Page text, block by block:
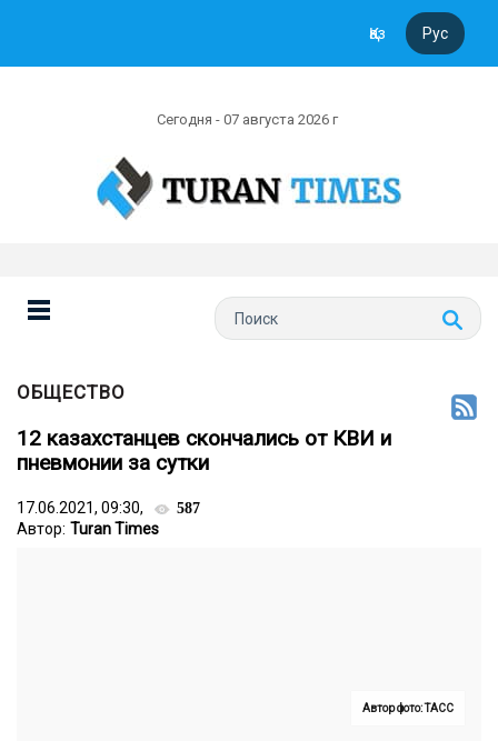
Қаз Рус
Сегодня - 07 августа 2026 г
ОБЩЕСТВО
12 казахстанцев скончались от КВИ и
пневмонии за сутки
17.06.2021, 09:30, 587
Автор: Turan Times
Автор фото: ТАСС